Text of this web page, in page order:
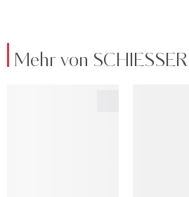
Mehr von SCHIESSER